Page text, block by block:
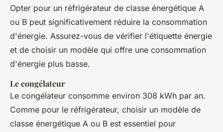
Opter pour un réfrigérateur de classe énergétique A
ou B peut significativement réduire la consommation
d'énergie. Assurez-vous de vérifier l'étiquette énergie
et de choisir un modèle qui offre une consommation
d'énergie plus basse.
Le congélateur
Le congélateur consomme environ 308 kWh par an.
Comme pour le réfrigérateur, choisir un modèle de
classe énergétique A ou B est essentiel pour